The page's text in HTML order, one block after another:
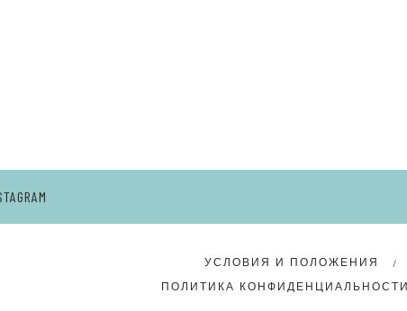
УСЛОВИЯ И ПОЛОЖЕНИЯ
ПОЛИТИКА КОНФИДЕНЦИАЛЬНОСТИ